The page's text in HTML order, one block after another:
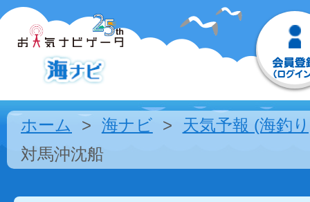
ホーム 海ナビ
天気予報 (海釣
対馬沖沈船